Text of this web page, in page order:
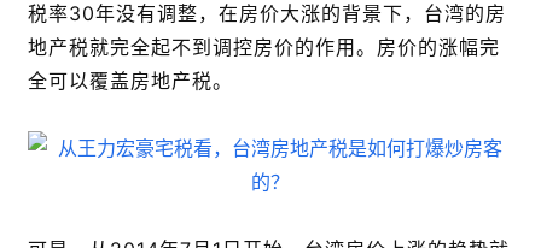
税率30年没有调整，在房价大涨的背景下，台湾的房
地产税就完全起不到调控房价的作用。房价的涨幅完
全可以覆盖房地产税。